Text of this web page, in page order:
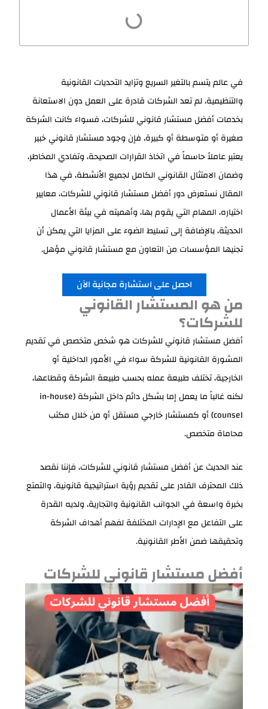
في عالم يتسم بالتغير السريع وتزايد التحديات القانونية
والتنظيمية، لم تعد الشركات قادرة على العمل دون الاستعانة
بخدمات أفضل مستشار قانوني للشركات، فسواء كانت الشركة
صغيرة أو متوسطة أو كبيرة، فإن وجود مستشار قانوني خبير
يعتبر عاملاً حاسماً في اتخاذ القرارات الصحيحة، وتفادي المخاطر،
وضمان الامتثال القانوني الكامل لجميع الأنشطة، في هذا
المقال نستعرض دور أفضل مستشار قانوني للشركات، معايير
اختياره، المهام التي يقوم بها، وأهميته في بيئة الأعمال
الحديثة، بالإضافة إلى تسليط الضوء على المزايا التي يمكن أن
تجنيها المؤسسات من التعاون مع مستشار قانوني مؤهل.
احصل على استشارة مجانية الآن
من هو المستشار القانوني
للشركات؟
أفضل مستشار قانوني للشركات هو شخص متخصص في تقديم
المشورة القانونية للشركة سواء في الأمور الداخلية أو
الخارجية، تختلف طبيعة عمله بحسب طبيعة الشركة وقطاعها،
لكنه غالباً ما يعمل إما بشكل دائم داخل الشركة (in-house
counsel) أو كمستشار خارجي مستقل أو من خلال مكتب
محاماة متخصص.
عند الحديث عن أفضل مستشار قانوني للشركات، فإننا نقصد
ذلك المحترف القادر على تقديم رؤية استراتيجية قانونية، والتمتع
بخبرة واسعة في الجوانب القانونية والتجارية، ولديه القدرة
على التفاعل مع الإدارات المختلفة لفهم أهداف الشركة
وتحقيقها ضمن الأطر القانونية.
أفضل مستشار قانوني للشركات